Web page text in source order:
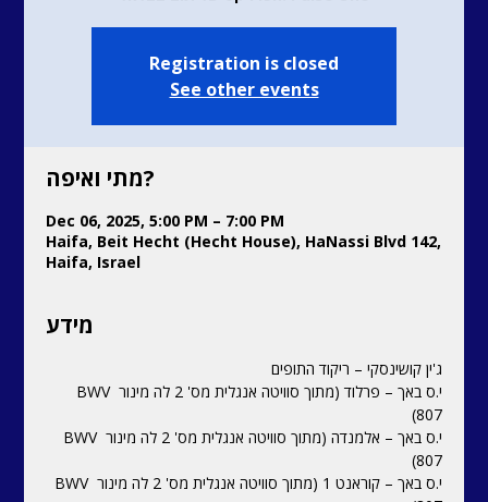
Registration is closed
See other events
מתי ואיפה?
Dec 06, 2025, 5:00 PM – 7:00 PM
Haifa, Beit Hecht (Hecht House), HaNassi Blvd 142,
Haifa, Israel
מידע
ג'ין קושינסקי – ריקוד התופים
י.ס באך – פרלוד (מתוך סוויטה אנגלית מס' 2 לה מינור BWV
807)
י.ס באך – אלמנדה (מתוך סוויטה אנגלית מס' 2 לה מינור BWV
807)
י.ס באך – קוראנט 1 (מתוך סוויטה אנגלית מס' 2 לה מינור BWV